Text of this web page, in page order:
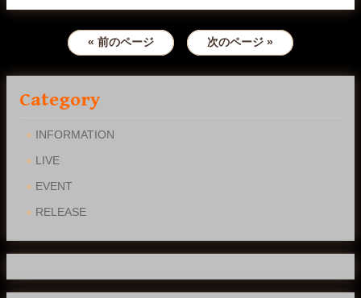
« 前のページ 次のページ »
Category
INFORMATION
LIVE
EVENT
RELEASE